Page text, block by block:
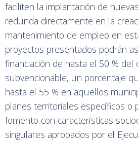
faciliten la implantación de
redunda directamente en la
mantenimiento de empleo en
proyectos presentados podrán
financiación de hasta el 50 % del
subvencionable, un porcentaje
hasta el 55 % en aquellos
planes territoriales específicos o
fomento con características
singulares aprobados por el